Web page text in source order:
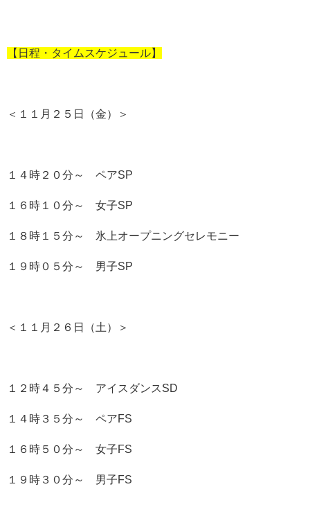
【日程・タイムスケジュール】
＜１１月２５日（金）＞
１４時２０分～ ペアSP
１６時１０分～ 女子SP
１８時１５分～ 氷上オープニングセレモニー
１９時０５分～ 男子SP
＜１１月２６日（土）＞
１２時４５分～ アイスダンスSD
１４時３５分～ ペアFS
１６時５０分～ 女子FS
１９時３０分～ 男子FS